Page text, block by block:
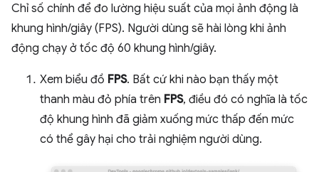
Chỉ số chính để đo lường hiệu suất của mọi ảnh động là
khung hình/giây (FPS). Người dùng sẽ hài lòng khi ảnh
động chạy ở tốc độ 60 khung hình/giây.
Xem biểu đồ FPS. Bất cứ khi nào bạn thấy một
thanh màu đỏ phía trên FPS, điều đó có nghĩa là tốc
độ khung hình đã giảm xuống mức thấp đến mức
có thể gây hại cho trải nghiệm người dùng.